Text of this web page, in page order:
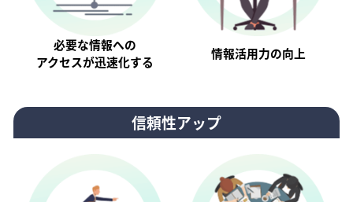
必要な情報への
アクセスが迅速化する
情報活⽤⼒の向上
信頼性アップ